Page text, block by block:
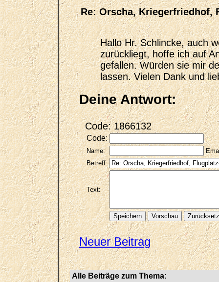
Re: Orscha, Kriegerfriedhof,
Hallo Hr. Schlincke, auch
zurückliegt, hoffe ich auf
gefallen. Würden sie mir
lassen. Vielen Dank und
Deine Antwort:
Code: 1866132
Code:
Name:
Betreff:
Text:
Neuer Beitrag
Alle Beiträge zum Thema: